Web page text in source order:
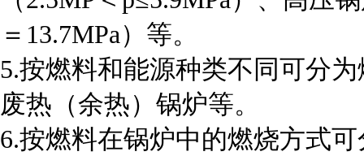
＝13.7MPa）等。
5.按燃料和能源种类不同可分
废热（余热）锅炉等。
6.按燃料在锅炉中的燃烧方式